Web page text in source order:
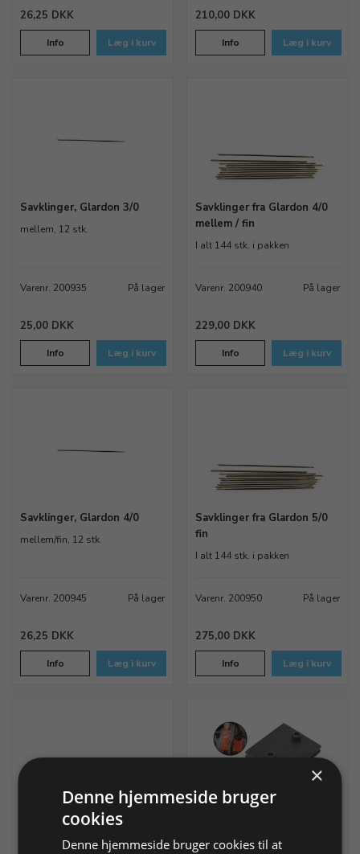
26,25 DKK
Info Læg i kurv
210,00 DKK
Info Læg i kurv
Savklinger, Glardon 3/0
mellem, 12 stk.
Varenr. 200935 På lager
25,00 DKK
Info Læg i kurv
Savklinger fra Glardon 4/0
mellem / fin
I alt 144 stk. i pakken
Varenr. 200940 På lager
229,00 DKK
Info Læg i kurv
Savklinger, Glardon 4/0
mellem/fin, 12 stk.
Varenr. 200945 På lager
26,25 DKK
Info Læg i kurv
Savklinger fra Glardon 5/0
fin
I alt 144 stk. i pakken
Varenr. 200950 På lager
275,00 DKK
Info Læg i kurv
Savklinger, Glardon 5/0
fin, 12 stk.
pladeholder
×
Denne hjemmeside bruger
cookies
Denne hjemmeside bruger cookies til at